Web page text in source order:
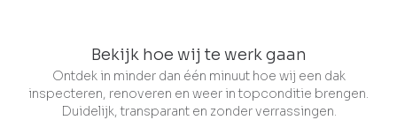
Bekijk hoe wij te werk gaan
Ontdek in minder dan één minuut hoe wij een dak
inspecteren, renoveren en weer in topconditie brengen.
Duidelijk, transparant en zonder verrassingen.